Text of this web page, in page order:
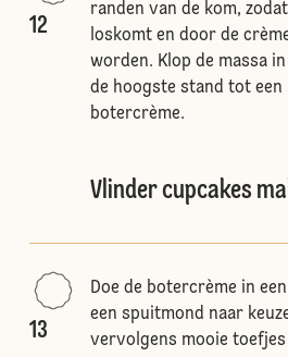
12
randen van de kom,
loskomt en door de
worden. Klop de massa
de hoogste stand tot een
botercrème.
Vlinder cupcakes
13
Doe de botercrème in
een spuitmond naar
vervolgens mooie